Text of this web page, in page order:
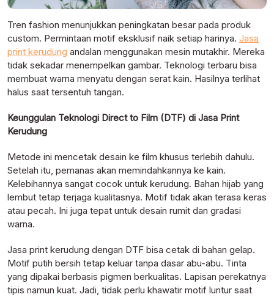
Tren fashion menunjukkan peningkatan besar pada produk
custom. Permintaan motif eksklusif naik setiap harinya. Jasa
print kerudung andalan menggunakan mesin mutakhir. Mereka
tidak sekadar menempelkan gambar. Teknologi terbaru bisa
membuat warna menyatu dengan serat kain. Hasilnya terlihat
halus saat tersentuh tangan.
Keunggulan Teknologi Direct to Film (DTF) di Jasa Print
Kerudung
Metode ini mencetak desain ke film khusus terlebih dahulu.
Setelah itu, pemanas akan memindahkannya ke kain.
Kelebihannya sangat cocok untuk kerudung. Bahan hijab yang
lembut tetap terjaga kualitasnya. Motif tidak akan terasa keras
atau pecah. Ini juga tepat untuk desain rumit dan gradasi
warna.
Jasa print kerudung dengan DTF bisa cetak di bahan gelap.
Motif putih bersih tetap keluar tanpa dasar abu-abu. Tinta
yang dipakai berbasis pigmen berkualitas. Lapisan perekatnya
tipis namun kuat. Jadi, tidak perlu khawatir motif luntur saat